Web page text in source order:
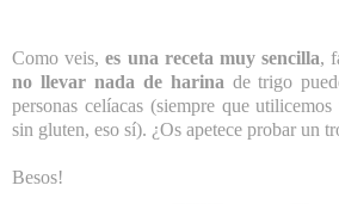
Como veis,es una receta muy sencilla,
no llevar nada de harina de trigo
personas celíacas (siempre que
sin gluten, eso sí). ¿Os apetece probar un
Besos!